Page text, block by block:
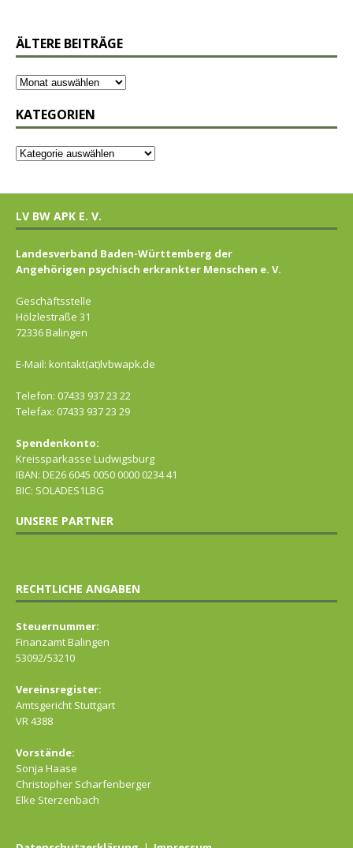
ÄLTERE BEITRÄGE
KATEGORIEN
LV BW APK E. V.
Landesverband Baden-Württemberg der
Angehörigen psychisch erkrankter Menschen e. V.
Geschäftsstelle
Hölzlestraße 31
72336 Balingen
E-Mail: kontakt(at)lvbwapk.de
Telefon: 07433 937 23 22
Telefax: 07433 937 23 29
Spendenkonto:
Kreissparkasse Ludwigsburg
IBAN: DE26 6045 0050 0000 0234 41
BIC: SOLADES1LBG
UNSERE PARTNER
RECHTLICHE ANGABEN
Steuernummer:
Finanzamt Balingen
53092/53210
Vereinsregister:
Amtsgericht Stuttgart
VR 4388
Vorstände:
Sonja Haase
Christopher Scharfenberger
Elke Sterzenbach